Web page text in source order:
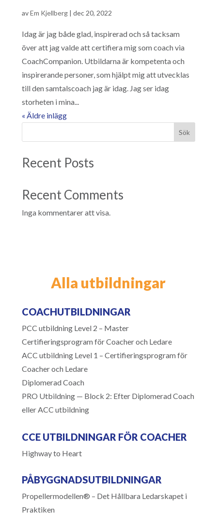
avEm Kjellberg| dec 20, 2022
Idag är jag både glad, inspirerad och så tacksam
över att jag valde att certifiera mig som coach via
CoachCompanion. Utbildarna är kompetenta och
inspirerande personer, som hjälpt mig att utvecklas
till den samtalscoach jag är idag. Jag ser idag
storheten i mina...
« Äldre inlägg
Sök
Recent Posts
Recent Comments
Inga kommentarer att visa.
Alla utbildningar
COACHUTBILDNINGAR
PCC utbildning Level 2 – Master
Certifieringsprogram för Coacher och Ledare
ACC utbildning Level 1 – Certifieringsprogram för
Coacher och Ledare
Diplomerad Coach
PRO Utbildning — Block 2: Efter Diplomerad Coach
eller ACC utbildning
CCE UTBILDNINGAR FÖR COACHER
Highway to Heart
PÅBYGGNADSUTBILDNINGAR
Propellermodellen® – Det Hållbara Ledarskapet i
Praktiken